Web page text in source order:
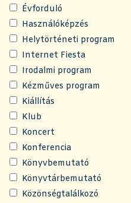
Évforduló
Használóképzés
Helytörténeti program
Internet Fiesta
Irodalmi program
Kézműves program
Kiállítás
Klub
Koncert
Konferencia
Könyvbemutató
Könyvtárbemutató
Közönségtalálkozó